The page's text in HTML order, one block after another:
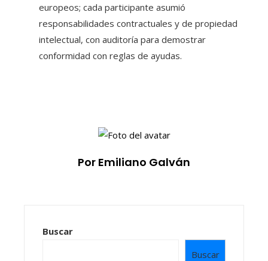
europeos; cada participante asumió
responsabilidades contractuales y de propiedad
intelectual, con auditoría para demostrar
conformidad con reglas de ayudas.
Por Emiliano Galván
Buscar
Buscar